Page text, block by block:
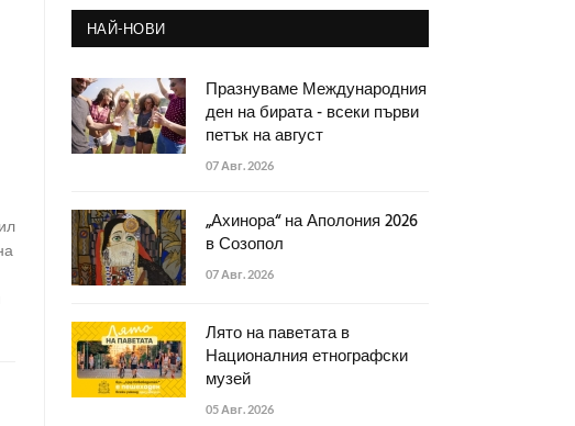
НАЙ-НОВИ
Празнуваме Международния
ден на бирата - всеки първи
петък на август
07 Авг. 2026
„Ахинора“ на Аполония 2026
в Созопол
07 Авг. 2026
Лято на паветата в
Националния етнографски
музей
05 Авг. 2026